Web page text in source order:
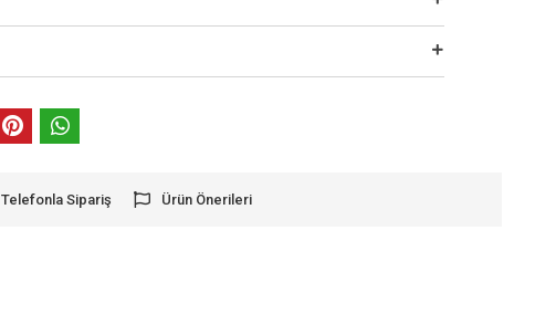
Telefonla Sipariş Ürün Önerileri